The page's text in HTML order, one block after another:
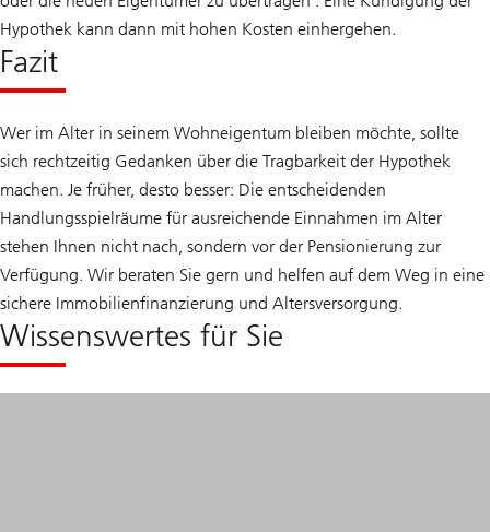
Hypothek kann dann mit hohen Kosten einhergehen.
Fazit
Wer im Alter in seinem Wohneigentum bleiben möchte, sollte
sich rechtzeitig Gedanken über die Tragbarkeit der Hypothek
machen. Je früher, desto besser: Die entscheidenden
Handlungsspielräume für ausreichende Einnahmen im Alter
stehen Ihnen nicht nach, sondern vor der Pensionierung zur
Verfügung. Wir beraten Sie gern und helfen auf dem Weg in eine
sichere Immobilienfinanzierung und Altersversorgung.
Wissenswertes für Sie